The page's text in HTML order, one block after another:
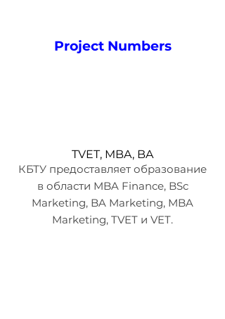
Project Numbers
TVET, MBA, BA
КБТУ предоставляет образование
в области MBA Finance, BSc
Marketing, BA Marketing, MBA
Marketing, TVET и VET.